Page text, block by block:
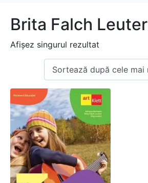
Brita Falch
Afișez singurul rezultat